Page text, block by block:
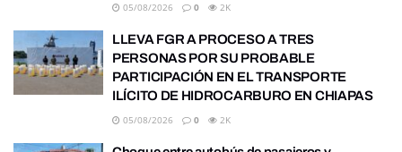
05/08/2026 0 2K
LLEVA FGR A PROCESO A TRES
PERSONAS POR SU PROBABLE
PARTICIPACIÓN EN EL TRANSPORTE
ILÍCITO DE HIDROCARBURO EN CHIAPAS
05/08/2026 0 2K